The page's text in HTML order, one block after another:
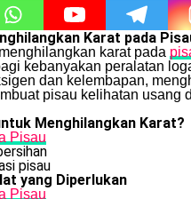
Karat pada
karat pada
kebanyakan peralatan
dan kelembapan,
pisau kelihatan
Menghilangkan Karat?
pisau
yang Diperlukan